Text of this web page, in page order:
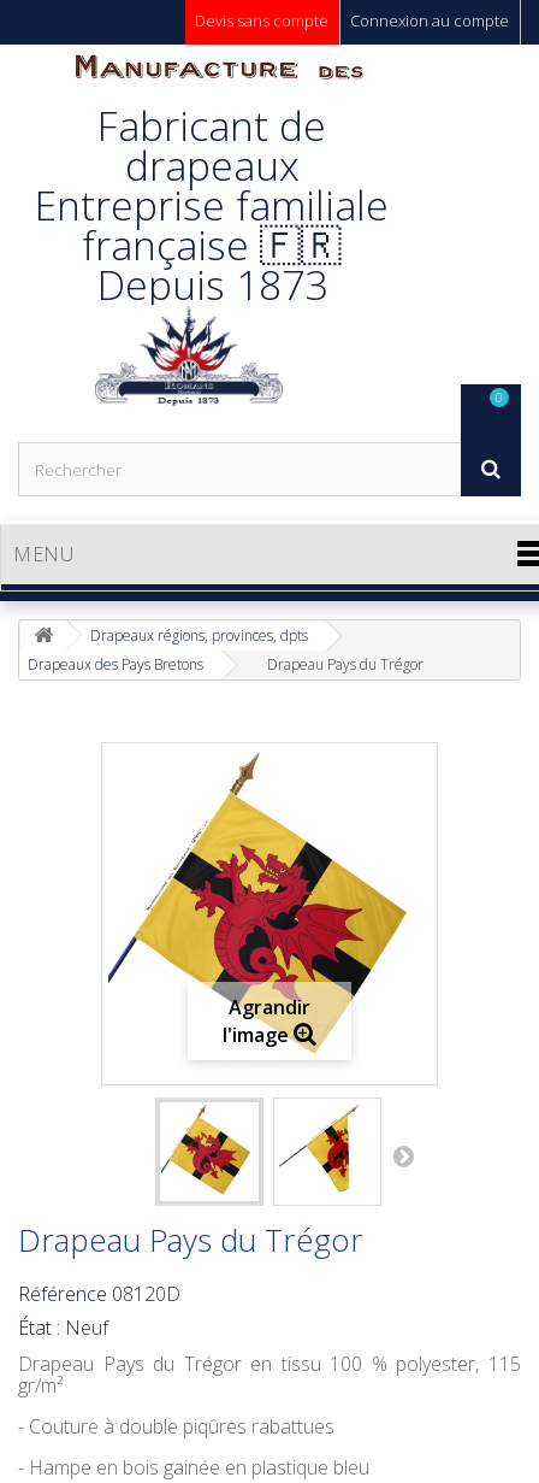
Connexion au compte
Devis sans compte
Manufacture
Des
Drapeaux
Unic s.a.
Fabricant de
drapeaux
Entreprise familiale
française 🇫🇷
Depuis 1873
MENU
0
Drapeaux régions, provinces, dpts
Drapeaux des Pays Bretons
Drapeau Pays du Trégor
Agrandir
l'image
Drapeau Pays du Trégor
Référence 08120D
État : Neuf
Drapeau Pays du Trégoren tissu 100 % polyester, 115
gr/m²
- Couture à double piqûres rabattues
- Hampe en bois gainée en plastique bleu